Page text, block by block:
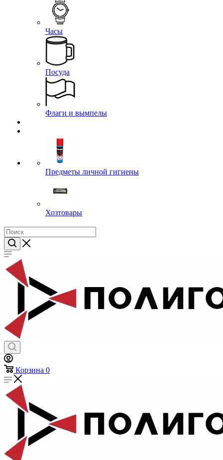
Часы
Посуда
Флаги и вымпелы
Предметы личной гигиены
Хозтовары
Корзина 0